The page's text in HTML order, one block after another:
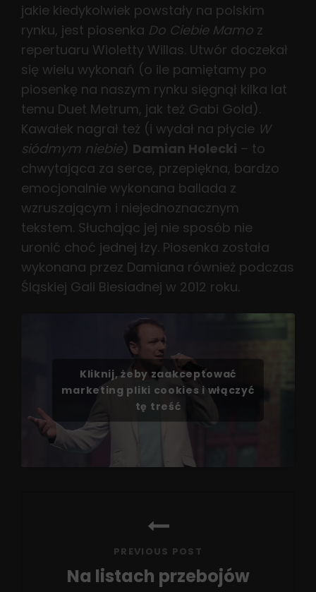
jakie kiedykolwiek powstały na polskim
rynku, jest piosenka Do Ciebie Mamo z
repertuaru Wioletty Willas. Utwór doczekał
się wielu wykonań (o ile pamiętamy po
piosenkę na naszym rynku sięgnął kilka lat
temu Duet Metrum, jak też Gabi Gold).
Kawałek nagrał też (i wydał na płycie W
siódmym niebie) Damian Holecki – to
chwytająca za serce, przepiękna, bardzo
emocjonalnie wykonana ballada z
wzruszającym i niejednoznacznym
tekstem. Słuchając jej nie sposób nie
uronić choć jednej łzy. Piosenka została
wykonana przez Damiana również podczas
Śląskiej Gali Biesiadnej w 2012 roku.
Kliknij, żeby zaakceptować
marketing pliki cookies i włączyć
tę treść
PREVIOUS POST
Na listach przebojów